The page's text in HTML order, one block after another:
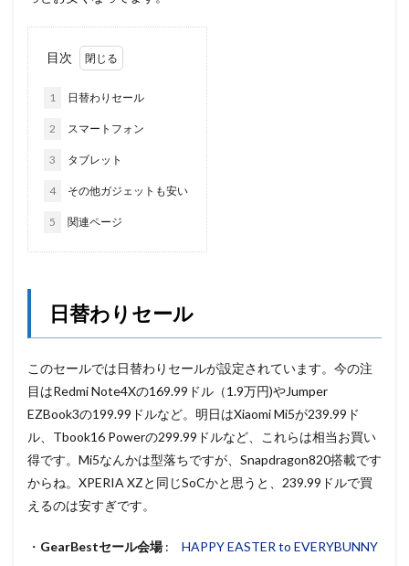
目次
1 日替わりセール
2 スマートフォン
3 タブレット
4 その他ガジェットも安い
5 関連ページ
日替わりセール
このセールでは日替わりセールが設定されています。今の注
目はRedmi Note4Xの169.99ドル（1.9万円)やJumper
EZBook3の199.99ドルなど。明日はXiaomi Mi5が239.99ド
ル、Tbook16 Powerの299.99ドルなど、これらは相当お買い
得です。Mi5なんかは型落ちですが、Snapdragon820搭載です
からね。XPERIA XZと同じSoCかと思うと、239.99ドルで買
えるのは安すぎです。
・ GearBestセール会場: HAPPY EASTER to EVERYBUNNY